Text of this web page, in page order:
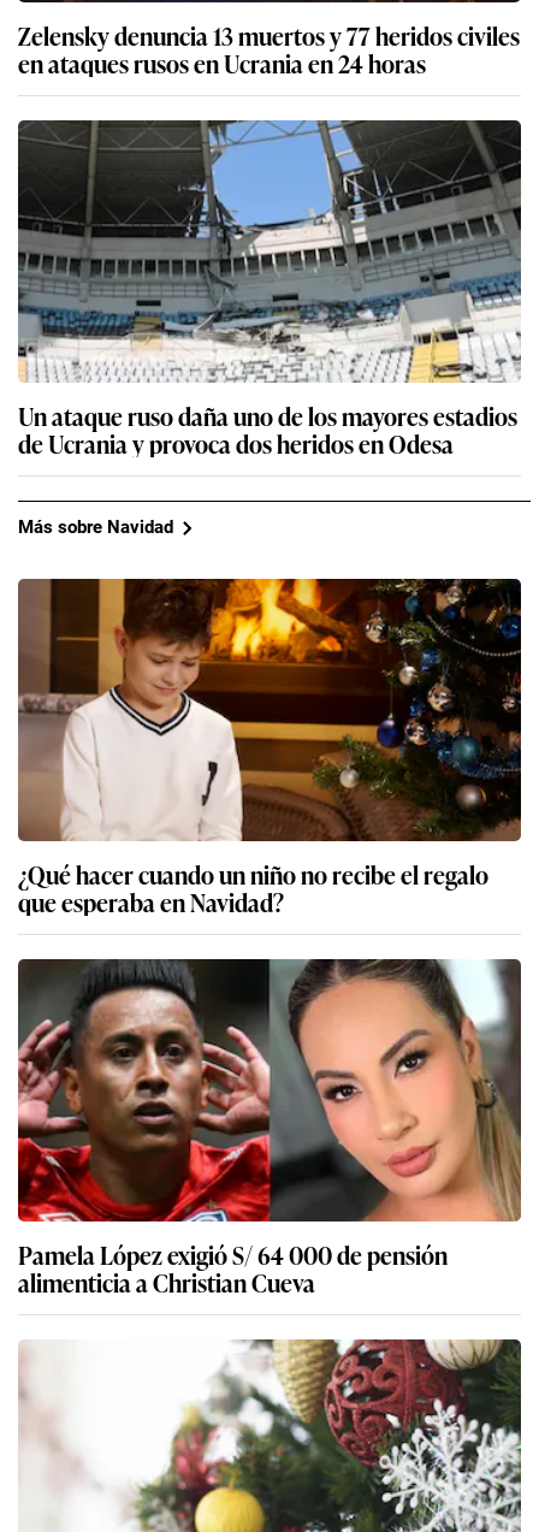
Zelensky denuncia 13 muertos y 77 heridos civiles
en ataques rusos en Ucrania en 24 horas
Un ataque ruso daña uno de los mayores estadios
de Ucrania y provoca dos heridos en Odesa
Más sobre Navidad
¿Qué hacer cuando un niño no recibe el regalo
que esperaba en Navidad?
Pamela López exigió S/ 64 000 de pensión
alimenticia a Christian Cueva